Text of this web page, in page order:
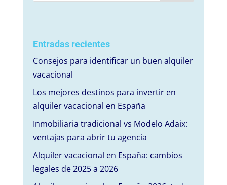
Entradas recientes
Consejos para identificar un buen alquiler
vacacional
Los mejores destinos para invertir en
alquiler vacacional en España
Inmobiliaria tradicional vs Modelo Adaix:
ventajas para abrir tu agencia
Alquiler vacacional en España: cambios
legales de 2025 a 2026